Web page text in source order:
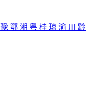
豫 鄂 湘 粤 桂 琼 渝 川 黔